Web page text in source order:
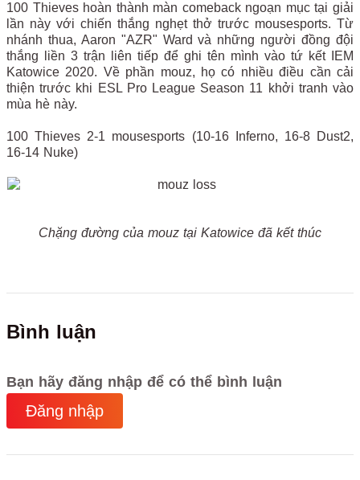
100 Thieves hoàn thành màn comeback ngoạn mục tại giải
lần này với chiến thắng nghẹt thở trước mousesports. Từ
nhánh thua, Aaron "AZR" Ward và những người đồng đội
thắng liền 3 trận liên tiếp để ghi tên mình vào tứ kết IEM
Katowice 2020. Về phần mouz, họ có nhiều điều cần cải
thiện trước khi ESL Pro League Season 11 khởi tranh vào
mùa hè này.
100 Thieves 2-1 mousesports (10-16 Inferno, 16-8 Dust2,
16-14 Nuke)
Chặng đường của mouz tại Katowice đã kết thúc
Bình luận
Bạn hãy đăng nhập để có thể bình luận
Đăng nhập